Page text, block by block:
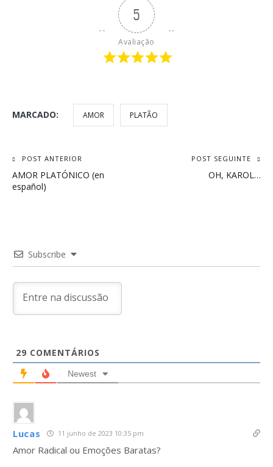
5
Avaliação
MARCADO: AMOR PLATÃO
Navegação
de
POST ANTERIOR
AMOR PLATÓNICO (en
español)
POST SEGUINTE
OH, KAROL…
Subscribe
29 COMENTÁRIOS
Newest
Lucas 11 junho de 2023 10:35 pm
Amor Radical ou Emoções Baratas?